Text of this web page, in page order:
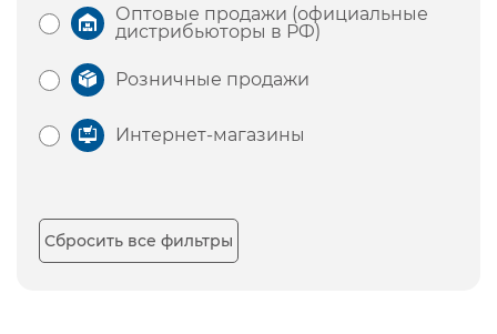
Оптовые продажи (официальные
дистрибьюторы в РФ)
Розничные продажи
Интернет-магазины
Сбросить все фильтры